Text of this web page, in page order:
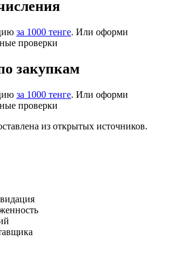
за 1000 тенге. Или оформи
проверки
закупкам
за 1000 тенге. Или оформи
проверки
из открытых источников.